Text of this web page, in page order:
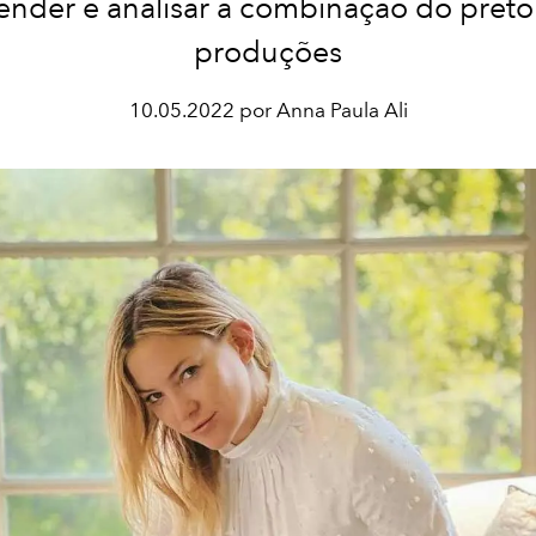
e analisar a combinação do
produções
10.05.2022 por Anna Paula Ali